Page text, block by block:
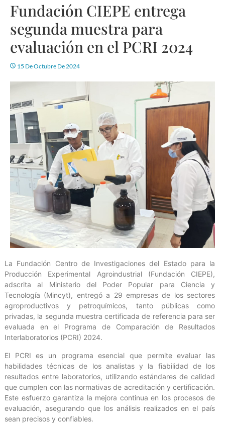
Fundación CIEPE entrega
segunda muestra para
evaluación en el PCRI 2024
15 De Octubre De 2024
La Fundación Centro de Investigaciones del Estado para la
Producción Experimental Agroindustrial (Fundación CIEPE),
adscrita al Ministerio del Poder Popular para Ciencia y
Tecnología (Mincyt), entregó a 29 empresas de los sectores
agroproductivos y petroquímicos, tanto públicas como
privadas, la segunda muestra certificada de referencia para ser
evaluada en el Programa de Comparación de Resultados
Interlaboratorios (PCRI) 2024.
El PCRI es un programa esencial que permite evaluar las
habilidades técnicas de los analistas y la fiabilidad de los
resultados entre laboratorios, utilizando estándares de calidad
que cumplen con las normativas de acreditación y certificación.
Este esfuerzo garantiza la mejora continua en los procesos de
evaluación, asegurando que los análisis realizados en el país
sean precisos y confiables.